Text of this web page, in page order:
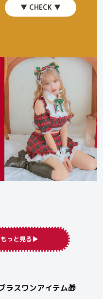
▼ CHECK ▼
っと見る▶︎
ラスワンアイテム🎁